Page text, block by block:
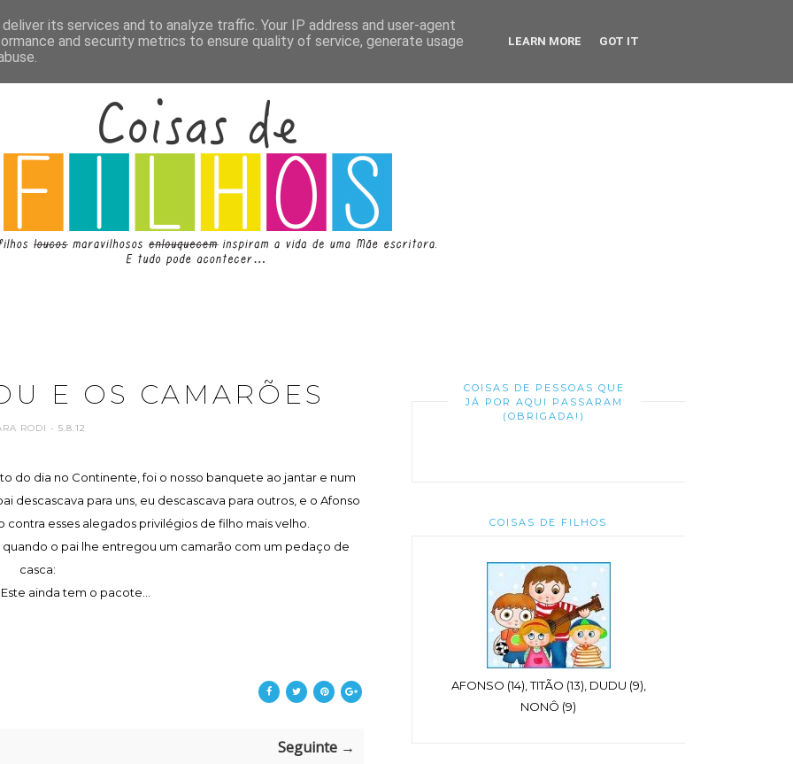
E OS CAMARÕES
RODI - 5.8.12
do dia no Continente, foi o nosso banquete ao jantar e num
descascava para uns, eu descascava para outros, e o Afonso
esses alegados privilégios de filho mais velho.
o pai lhe entregou um camarão com um pedaço de
casca:
ainda tem o pacote...
Seguinte →
COISAS DE PESSOAS QUE
JÁ POR AQUI PASSARAM
(OBRIGADA!)
COISAS DE FILHOS
AFONSO (14), TITÃO (13), DUDU (9),
NONÔ (9)
its services and to analyze traffic. Your IP address and user-agent
and security metrics to ensure quality of service, generate usage
LEARN MORE GOT IT